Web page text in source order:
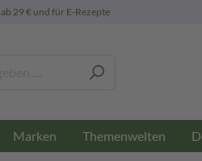
ab 29 € und für E-Rezepte
Marken Themenwelten